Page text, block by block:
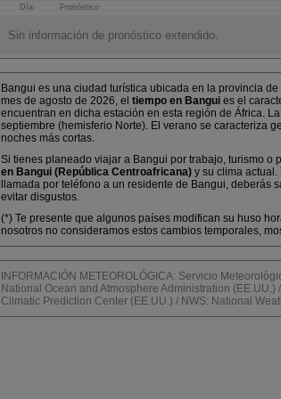
Día Pronóstico
Sin información de pronóstico extendido.
Bangui es una ciudad turística ubicada en la provincia de
mes de agosto de 2026, el tiempo en Bangui es el
encuentran en dicha estación en esta región de África.
septiembre (hemisferio Norte). El verano se caracteriza
noches más cortas.
Si tienes planeado viajar a Bangui por trabajo, turismo o
en Bangui (República Centroafricana) y su clima
llamada por teléfono a un residente de Bangui,
evitar disgustos.
(*) Te presente que algunos países modifican su huso
nosotros no consideramos estos cambios temporales,
INFORMACIÓN METEOROLÓGICA: Servicio
National Ocean and Atmosphere Administration
Climatic Prediction Center (EE.UU.) / NWS: National